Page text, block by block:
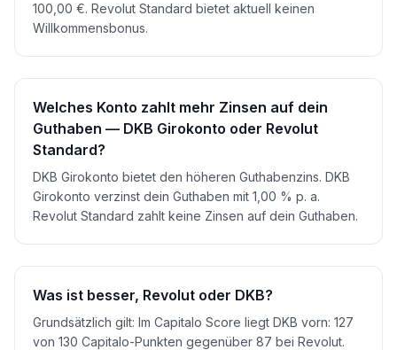
100,00 €. Revolut Standard bietet aktuell keinen
Willkommensbonus.
Welches Konto zahlt mehr Zinsen auf dein
Guthaben — DKB Girokonto oder Revolut
Standard?
DKB Girokonto bietet den höheren Guthabenzins. DKB
Girokonto verzinst dein Guthaben mit 1,00 % p. a.
Revolut Standard zahlt keine Zinsen auf dein Guthaben.
Was ist besser, Revolut oder DKB?
Grundsätzlich gilt: Im Capitalo Score liegt DKB vorn: 127
von 130 Capitalo-Punkten gegenüber 87 bei Revolut.